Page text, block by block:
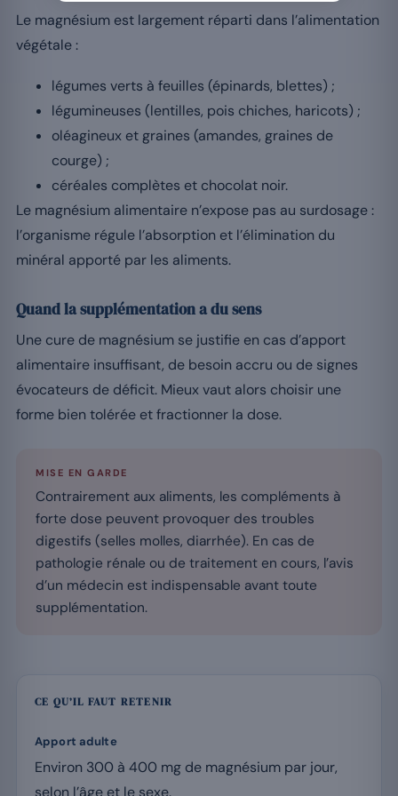
Le magnésium est largement réparti dans l’alimentation
végétale :
légumes verts à feuilles (épinards, blettes) ;
légumineuses (lentilles, pois chiches, haricots) ;
oléagineux et graines (amandes, graines de
courge) ;
céréales complètes et chocolat noir.
Le magnésium alimentaire n’expose pas au surdosage :
l’organisme régule l’absorption et l’élimination du
minéral apporté par les aliments.
Quand la supplémentation a du sens
Une cure de magnésium se justifie en cas d’apport
alimentaire insuffisant, de besoin accru ou de signes
évocateurs de déficit. Mieux vaut alors choisir une
forme bien tolérée et fractionner la dose.
MISE EN GARDE
Contrairement aux aliments, les compléments à
forte dose peuvent provoquer des troubles
digestifs (selles molles, diarrhée). En cas de
pathologie rénale ou de traitement en cours, l’avis
d’un médecin est indispensable avant toute
supplémentation.
CE QU’IL FAUT RETENIR
Apport adulte
Environ 300 à 400 mg de magnésium par jour,
selon l’âge et le sexe.